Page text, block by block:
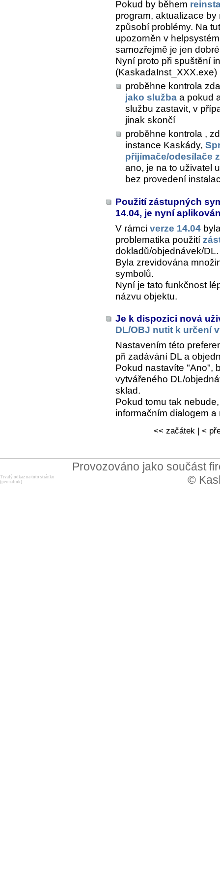
Pokud by během
program, aktualizace
způsobí problémy. Na
upozorněn v
samozřejmě je jen
Nyní proto při spuštění
(KaskadaInst_XXX.exe)
proběhne kontrola
jako služba a pokud
službu zastavit, v
jinak skončí
proběhne kontrola ,
instance Kaskády,
přijímače/odesílače
ano, je na to uživatel
bez provedení
Použití zástupných
14.04, je nyní
V rámci verze 14.04
problematika použití
dokladů/objednávek/DL.
Byla zrevidována
symbolů.
Nyní je tato funkčnost
názvu objektu.
Je k dispozici nová
DL/OBJ nutit k určení
Nastavením této
při zadávání DL a
Pokud nastavíte "Ano",
vytvářeného DL/
sklad.
Pokud tomu tak
informačním dialogem
<< začátek | <
Provozováno jako součást
©
Trvalý odkaz na tuto stránku
(permalink)